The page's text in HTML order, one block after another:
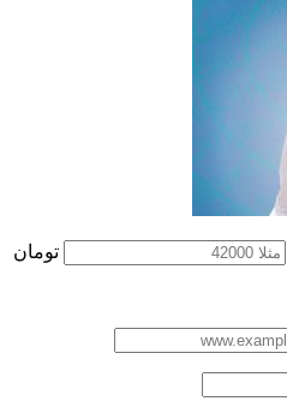
تومان